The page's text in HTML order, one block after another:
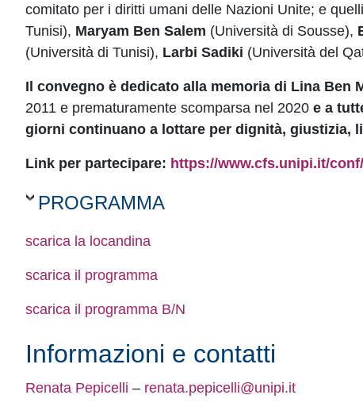
comitato per i diritti umani delle Nazioni Unite; e
Tunisi), Maryam Ben Salem (Università di Sousse),
(Università di Tunisi), Larbi Sadiki (Università del
Il convegno è dedicato alla memoria di Lina Ben
2011 e prematuramente scomparsa nel 2020 e a
giorni continuano a lottare per dignità, giustizia,
Link per partecipare: https://www.cfs.unipi.it/
PROGRAMMA
scarica la locandina
scarica il programma
scarica il programma B/N
Informazioni e contatti
Renata Pepicelli – renata.pepicelli@unipi.it